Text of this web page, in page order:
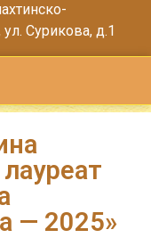
Сурикова, д.1
— 2025»